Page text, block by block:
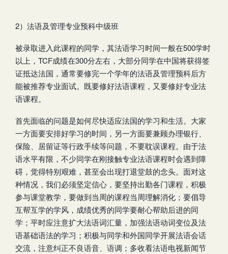
2）法语及管理专业预科中级班
被录取进入此课程的同学，其法语学习时间一般在500学时
以上，TCF成绩在300分左右，大部分同学在中国将获得签
证抵达法国，通常要修完一个学年的法语及管理预科后方
能被推荐专业面试。既要修好法语课程，又要修好专业法
语课程。
首先面临的问题是如何尽快适应法国的学习和生活。大家
一方面要安排好学习的时间，另一方面要兼顾办理银行、
保险、居留证等行政手续等问题，不要耽误课程。由于法
语水平有限，不少同学在刚接触专业法语课程时会遇到障
碍，觉得特别艰难，甚至会出现打退堂鼓的念头。面对这
种情况，我们必须坚定信心，要坚持出勤各门课程，积极
参与课堂教学，要做到当周的课程当周理解消化；要倡导
互帮互学的学风，成绩优秀的同学要耐心帮助后进的同
学；平时应注意扩大法语词汇量，加强法语动词变位及法
语基础语法的学习；积极与同学和外国同学开展法语会话
交流，注意纠正不良语音、语调；多收看法语电视新闻节